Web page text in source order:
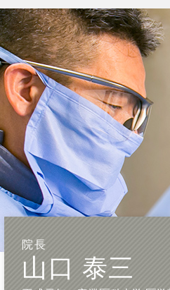
院長
山口 泰三